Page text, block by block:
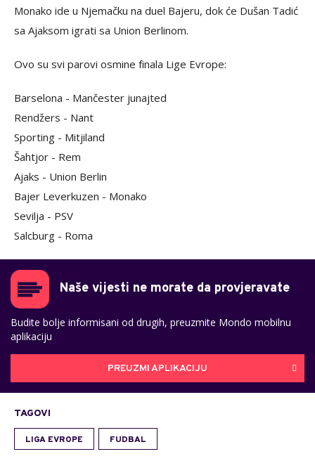
Monako ide u Njemačku na duel Bajeru, dok će Dušan Tadić
sa Ajaksom igrati sa Union Berlinom.
Ovo su svi parovi osmine finala Lige Evrope:
Barselona - Mančester junajted
Rendžers - Nant
Sporting - Mitjiland
Šahtjor - Rem
Ajaks - Union Berlin
Bajer Leverkuzen - Monako
Sevilja - PSV
Salcburg - Roma
Naše vijesti ne morate da provjeravate
Budite bolje informisani od drugih, preuzmite Mondo mobilnu
aplikaciju
PREUZMI APLIKACIJU
TAGOVI
LIGA EVROPE FUDBAL